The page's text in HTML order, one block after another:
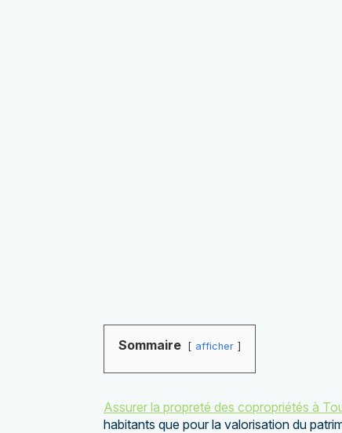
Sommaire afficher
Assurer la propreté des copropriétés à
habitants que pour la valorisation du